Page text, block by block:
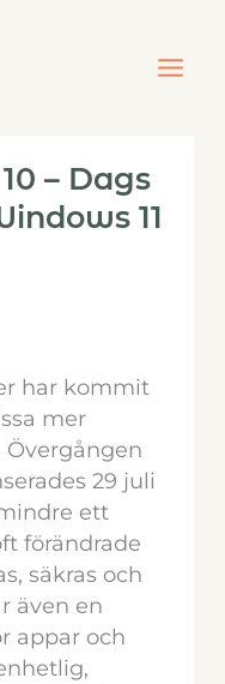
– Dags
11
har kommit
mer
Övergången
29 juli
ett
förändrade
säkras och
även en
appar och